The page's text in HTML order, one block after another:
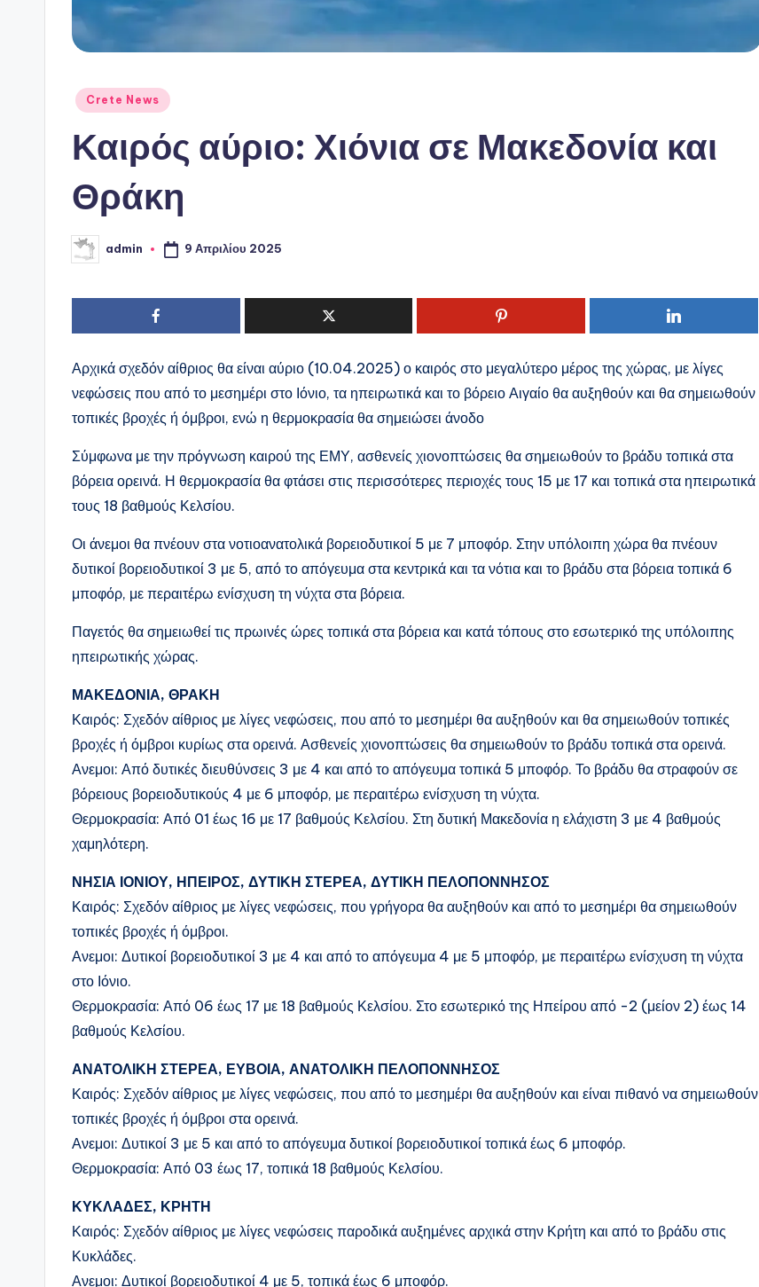
Αναρτήθηκε
Crete News
Καιρός αύριο: Χιόνια σε Μακεδονία και
Θράκη
Συγγραφέας:
admin 9 Απριλίου 2025
Αρχικά σχεδόν αίθριος θα είναι αύριο (10.04.2025) ο καιρός στο μεγαλύτερο μέρος της χώρας, με λίγες
νεφώσεις που από το μεσημέρι στο Ιόνιο, τα ηπειρωτικά και το βόρειο Αιγαίο θα αυξηθούν και θα σημειωθούν
τοπικές βροχές ή όμβροι, ενώ η θερμοκρασία θα σημειώσει άνοδο
Σύμφωνα με την πρόγνωση καιρού της ΕΜΥ, ασθενείς χιονοπτώσεις θα σημειωθούν το βράδυ τοπικά στα
βόρεια ορεινά. Η θερμοκρασία θα φτάσει στις περισσότερες περιοχές τους 15 με 17 και τοπικά στα ηπειρωτικά
τους 18 βαθμούς Κελσίου.
Οι άνεμοι θα πνέουν στα νοτιοανατολικά βορειοδυτικοί 5 με 7 μποφόρ. Στην υπόλοιπη χώρα θα πνέουν
δυτικοί βορειοδυτικοί 3 με 5, από το απόγευμα στα κεντρικά και τα νότια και το βράδυ στα βόρεια τοπικά 6
μποφόρ, με περαιτέρω ενίσχυση τη νύχτα στα βόρεια.
Παγετός θα σημειωθεί τις πρωινές ώρες τοπικά στα βόρεια και κατά τόπους στο εσωτερικό της υπόλοιπης
ηπειρωτικής χώρας.
ΜΑΚΕΔΟΝΙΑ, ΘΡΑΚΗ
Καιρός: Σχεδόν αίθριος με λίγες νεφώσεις, που από το μεσημέρι θα αυξηθούν και θα σημειωθούν τοπικές
βροχές ή όμβροι κυρίως στα ορεινά. Ασθενείς χιονοπτώσεις θα σημειωθούν το βράδυ τοπικά στα ορεινά.
Ανεμοι: Από δυτικές διευθύνσεις 3 με 4 και από το απόγευμα τοπικά 5 μποφόρ. Το βράδυ θα στραφούν σε
βόρειους βορειοδυτικούς 4 με 6 μποφόρ, με περαιτέρω ενίσχυση τη νύχτα.
Θερμοκρασία: Από 01 έως 16 με 17 βαθμούς Κελσίου. Στη δυτική Μακεδονία η ελάχιστη 3 με 4 βαθμούς
χαμηλότερη.
ΝΗΣΙΑ ΙΟΝΙΟΥ, ΗΠΕΙΡΟΣ, ΔΥΤΙΚΗ ΣΤΕΡΕΑ, ΔΥΤΙΚΗ ΠΕΛΟΠΟΝΝΗΣΟΣ
Καιρός: Σχεδόν αίθριος με λίγες νεφώσεις, που γρήγορα θα αυξηθούν και από το μεσημέρι θα σημειωθούν
τοπικές βροχές ή όμβροι.
Ανεμοι: Δυτικοί βορειοδυτικοί 3 με 4 και από το απόγευμα 4 με 5 μποφόρ, με περαιτέρω ενίσχυση τη νύχτα
στο Ιόνιο.
Θερμοκρασία: Από 06 έως 17 με 18 βαθμούς Κελσίου. Στο εσωτερικό της Ηπείρου από -2 (μείον 2) έως 14
βαθμούς Κελσίου.
ΑΝΑΤΟΛΙΚΗ ΣΤΕΡΕΑ, ΕΥΒΟΙΑ, ΑΝΑΤΟΛΙΚΗ ΠΕΛΟΠΟΝΝΗΣΟΣ
Καιρός: Σχεδόν αίθριος με λίγες νεφώσεις, που από το μεσημέρι θα αυξηθούν και είναι πιθανό να σημειωθούν
τοπικές βροχές ή όμβροι στα ορεινά.
Ανεμοι: Δυτικοί 3 με 5 και από το απόγευμα δυτικοί βορειοδυτικοί τοπικά έως 6 μποφόρ.
Θερμοκρασία: Από 03 έως 17, τοπικά 18 βαθμούς Κελσίου.
ΚΥΚΛΑΔΕΣ, ΚΡΗΤΗ
Καιρός: Σχεδόν αίθριος με λίγες νεφώσεις παροδικά αυξημένες αρχικά στην Κρήτη και από το βράδυ στις
Κυκλάδες.
Ανεμοι: Δυτικοί βορειοδυτικοί 4 με 5, τοπικά έως 6 μποφόρ.